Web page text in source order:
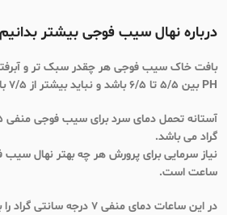
درباره نهال سیب فوجی بیشتر بدانیم
بافت خاک سیب فوجی هر چقدر سبک تر و
گراد می باشد.
ساعت است.
در این ساعات دمای منفی ۷ درجه سانتی گراد را باید تحمل کند.